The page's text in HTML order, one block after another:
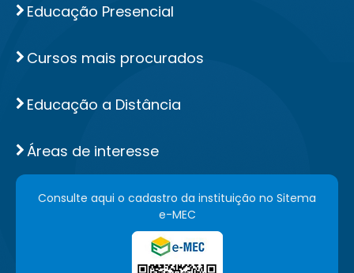
Educação Presencial
Cursos mais procurados
Educação a Distância
Áreas de interesse
Consulte aqui o cadastro da instituição no Sitema
e-MEC